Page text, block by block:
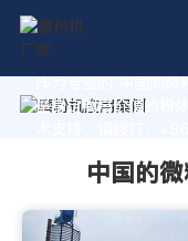
作为专业的 中国的微
量身定制高价值的粉
中国的